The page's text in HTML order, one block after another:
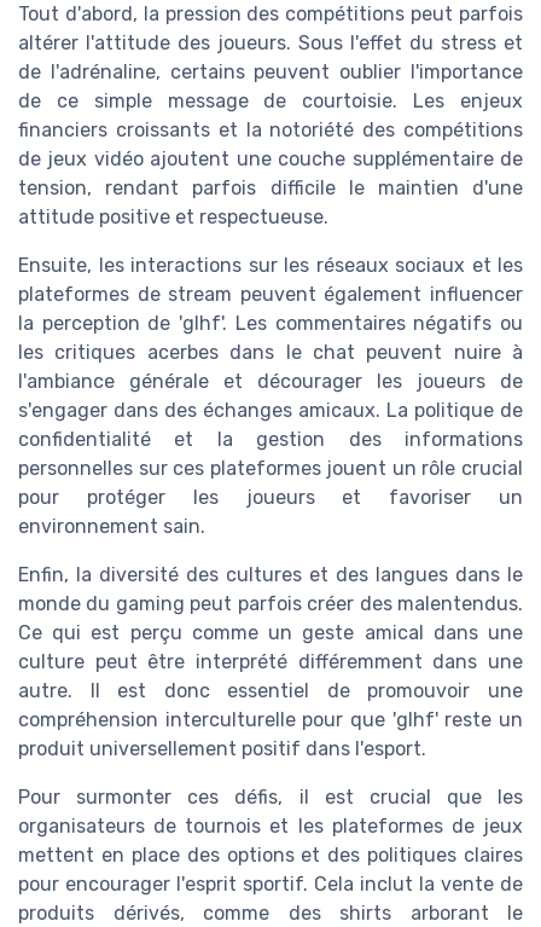
Tout d'abord, la pression des compétitions peut parfois
altérer l'attitude des joueurs. Sous l'effet du stress et
de l'adrénaline, certains peuvent oublier l'importance
de ce simple message de courtoisie. Les enjeux
financiers croissants et la notoriété des compétitions
de jeux vidéo ajoutent une couche supplémentaire de
tension, rendant parfois difficile le maintien d'une
attitude positive et respectueuse.
Ensuite, les interactions sur les réseaux sociaux et les
plateformes de stream peuvent également influencer
la perception de 'glhf'. Les commentaires négatifs ou
les critiques acerbes dans le chat peuvent nuire à
l'ambiance générale et décourager les joueurs de
s'engager dans des échanges amicaux. La politique de
confidentialité et la gestion des informations
personnelles sur ces plateformes jouent un rôle crucial
pour protéger les joueurs et favoriser un
environnement sain.
Enfin, la diversité des cultures et des langues dans le
monde du gaming peut parfois créer des malentendus.
Ce qui est perçu comme un geste amical dans une
culture peut être interprété différemment dans une
autre. Il est donc essentiel de promouvoir une
compréhension interculturelle pour que 'glhf' reste un
produit universellement positif dans l'esport.
Pour surmonter ces défis, il est crucial que les
organisateurs de tournois et les plateformes de jeux
mettent en place des options et des politiques claires
pour encourager l'esprit sportif. Cela inclut la vente de
produits dérivés, comme des shirts arborant le